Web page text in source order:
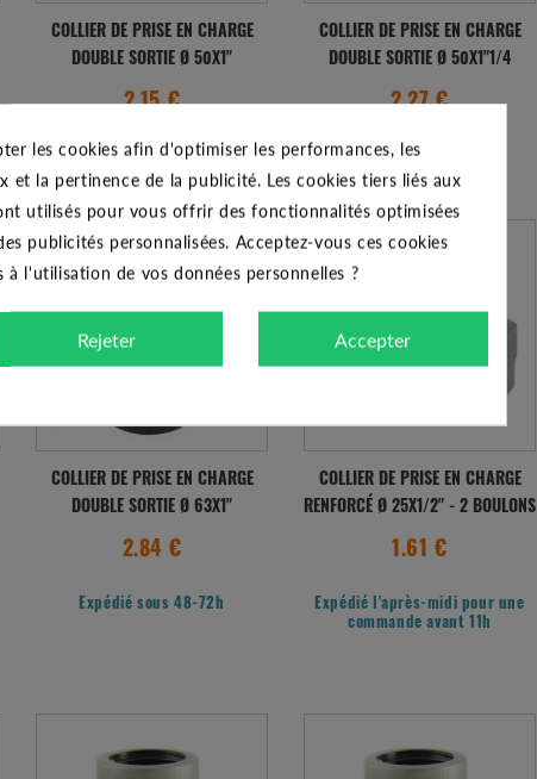
COLLIER DE PRISE EN CHARGE
DOUBLE SORTIE Ø 50X1"
2.15 €
Expédié sous 48-72h
COLLIER DE PRISE EN CHARGE
DOUBLE SORTIE Ø 50X1"1/4
2.27 €
Expédié sous 48-72h
COLLIER DE PRISE EN CHARGE
DOUBLE SORTIE Ø 63X1"
2.84 €
Expédié sous 48-72h
COLLIER DE PRISE EN CHARGE
RENFORCÉ Ø 25X1/2" - 2 BOULONS
1.61 €
Expédié l'après-midi pour une
commande avant 11h
les cookies afin d'optimiser les performances, les
et la pertinence de la publicité. Les cookies tiers liés aux
utilisés pour vous offrir des fonctionnalités optimisées
publicités personnalisées. Acceptez-vous ces cookies
à l'utilisation de vos données personnelles ?
Rejeter Accepter